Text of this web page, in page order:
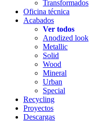
Transformados
Oficina técnica
Acabados
Ver todos
Anodized look
Metallic
Solid
Wood
Mineral
Urban
Special
Recycling
Proyectos
Descargas